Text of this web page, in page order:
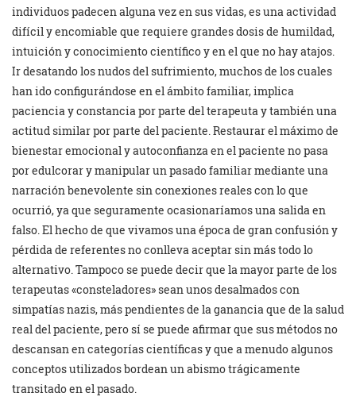
individuos padecen alguna vez en sus vidas, es una actividad
difícil y encomiable que requiere grandes dosis de humildad,
intuición y conocimiento científico y en el que no hay atajos.
Ir desatando los nudos del sufrimiento, muchos de los cuales
han ido configurándose en el ámbito familiar, implica
paciencia y constancia por parte del terapeuta y también una
actitud similar por parte del paciente. Restaurar el máximo de
bienestar emocional y autoconfianza en el paciente no pasa
por edulcorar y manipular un pasado familiar mediante una
narración benevolente sin conexiones reales con lo que
ocurrió, ya que seguramente ocasionaríamos una salida en
falso. El hecho de que vivamos una época de gran confusión y
pérdida de referentes no conlleva aceptar sin más todo lo
alternativo. Tampoco se puede decir que la mayor parte de los
terapeutas «consteladores» sean unos desalmados con
simpatías nazis, más pendientes de la ganancia que de la salud
real del paciente, pero sí se puede afirmar que sus métodos no
descansan en categorías científicas y que a menudo algunos
conceptos utilizados bordean un abismo trágicamente
transitado en el pasado.